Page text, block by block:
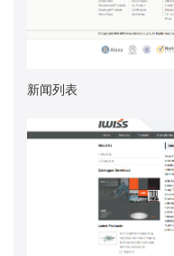
新闻列表